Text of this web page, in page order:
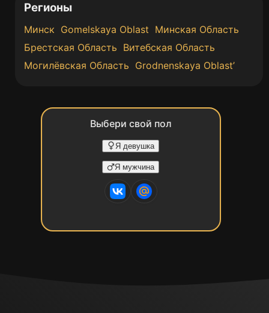
Регионы
Минск Gomelskaya Oblast Минская Область
Брестская Область Витебская Область
Могилёвская Oбласть Grodnenskaya Oblast’
Выбери свой пол
Я девушка
Я мужчина